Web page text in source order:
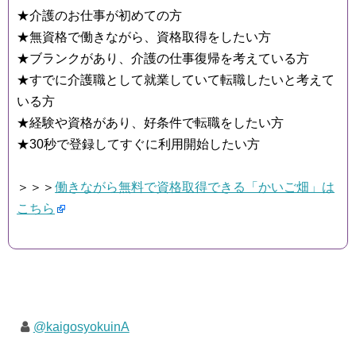
★介護のお仕事が初めての方
★無資格で働きながら、資格取得をしたい方
★ブランクがあり、介護の仕事復帰を考えている方
★すでに介護職として就業していて転職したいと考えて
いる方
★経験や資格があり、好条件で転職をしたい方
★30秒で登録してすぐに利用開始したい方
＞＞＞ 働きながら無料で資格取得できる「かいご畑」は
こちら
@kaigosyokuinA